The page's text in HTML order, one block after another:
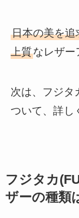
日本の美を追
上質なレザー
次は、フジタ
ついて、詳し
フジタカ
ザーの種類